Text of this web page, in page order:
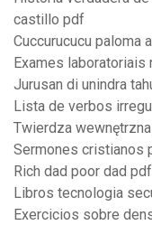
castillo pdf
Cuccurucucu paloma
Exames laboratoriais
Jurusan di unindra
Lista de verbos
Twierdza
Sermones cristianos
Rich dad poor dad
Libros tecnologia
Exercicios sobre